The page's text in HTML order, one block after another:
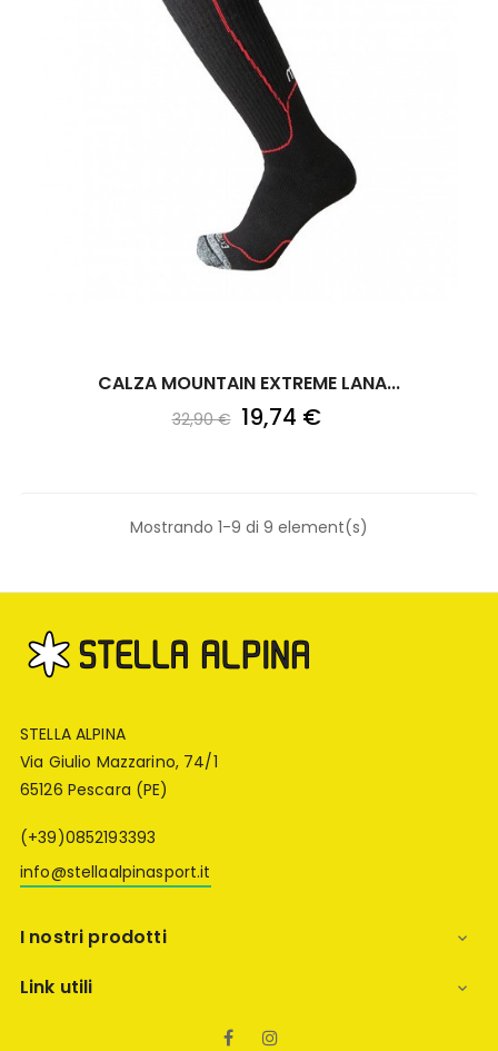
CALZA MOUNTAIN EXTREME LANA...
32,90 € 19,74 €
Mostrando 1-9 di 9 element(s)
STELLA ALPINA
Via Giulio Mazzarino, 74/1
65126 Pescara (PE)
(+39)0852193393
info@stellaalpinasport.it
I nostri prodotti 
Link utili 
Facebook